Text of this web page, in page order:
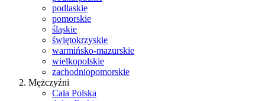
podlaskie
pomorskie
śląskie
świętokrzyskie
warmińsko-mazurskie
wielkopolskie
zachodniopomorskie
Mężczyźni
Cała Polska